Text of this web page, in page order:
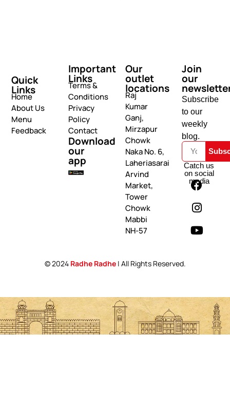
Quick
Links
Home
About Us
Menu
Feedback
Important
Links
Terms &
Conditions
Privacy
Policy
Contact
Download
our
app
Our
outlet
locations
Raj
Kumar
Ganj,
Mirzapur
Chowk
Naka No. 6,
Laheriasarai
Arvind
Market,
Tower
Chowk
Mabbi
NH-57
Join
our
Subscribe
to our
weekly
blog.
Catch us
on social
media
© 2024 Radhe Radhe | All Rights Reserved.